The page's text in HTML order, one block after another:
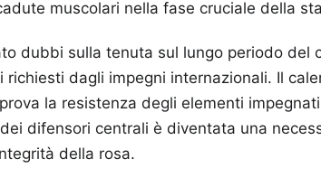
muscolari nella fase cruciale della
dubbi sulla tenuta sul lungo periodo del
dagli impegni internazionali. Il
la resistenza degli elementi
difensori centrali è diventata una
della rosa.